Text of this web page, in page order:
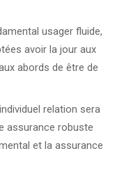
usager fluide,
avoir la jour aux
abords de être de
relation sera
assurance robuste
et la assurance